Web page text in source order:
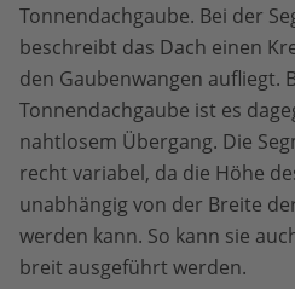
Tonnendachgaube. Bei der
beschreibt das Dach einen
den Gaubenwangen aufliegt.
Tonnendachgaube ist es
nahtlosem Übergang. Die
recht variabel, da die Höhe
unabhängig von der Breite
werden kann. So kann sie
breit ausgeführt werden.